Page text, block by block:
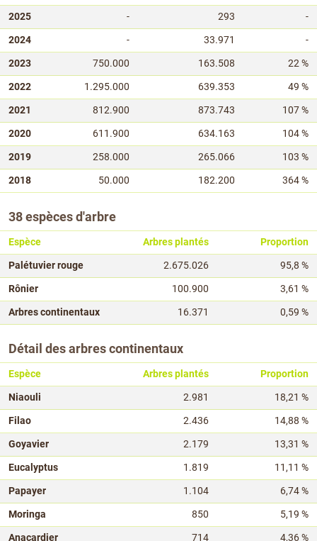
2025
- 293
-
2024
- 33.971
-
2023
750.000 163.508
22 %
2022
1.295.000 639.353
49 %
2021
812.900 873.743
107 %
2020
611.900 634.163
104 %
2019
258.000 265.066
103 %
2018
50.000 182.200 364 %
38 espèces d'arbre
Espèce Arbres plantés
Proportion
Palétuvier rouge
2.675.026
95,8 %
Rônier
100.900
3,61 %
Arbres continentaux
16.371 0,59 %
Détail des arbres continentaux
Espèce Arbres plantés
Proportion
Niaouli
2.981
18,21 %
Filao
2.436
14,88 %
Goyavier
2.179
13,31 %
Eucalyptus
1.819
11,11 %
Papayer
1.104
6,74 %
Moringa
850
5,19 %
Anacardier
714
4,36 %